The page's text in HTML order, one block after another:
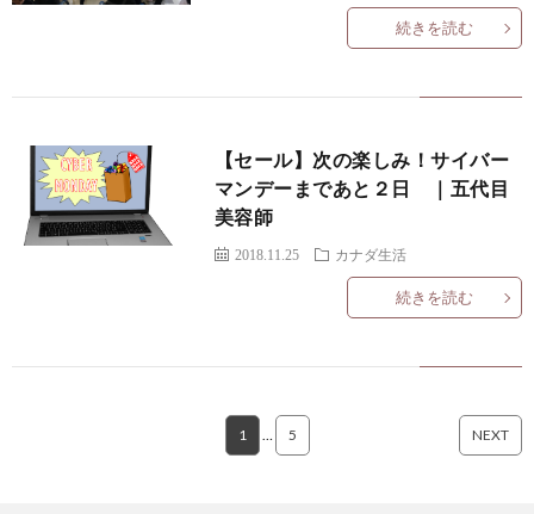
続きを読む
【セール】次の楽しみ！サイバー
マンデーまであと２日 ｜五代目
美容師
2018.11.25 カナダ生活
続きを読む
1 … 5 NEXT